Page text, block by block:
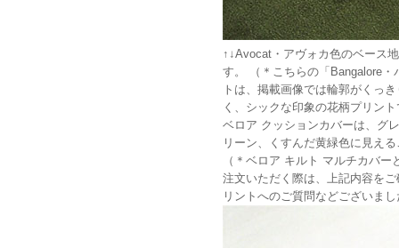
↑↓Avocat・アヴォカ色のベース
す。 （＊こちらの「Bangalore
トは、掲載画像では輪郭がくっ
く、シックな印象の花柄プリン
ベロア クッションカバーは、グ
リーン、くすんだ黄緑色に見え
（＊ベロア キルト マルチカバ
注文いただく際は、上記内容を
リントへのご質問などございま